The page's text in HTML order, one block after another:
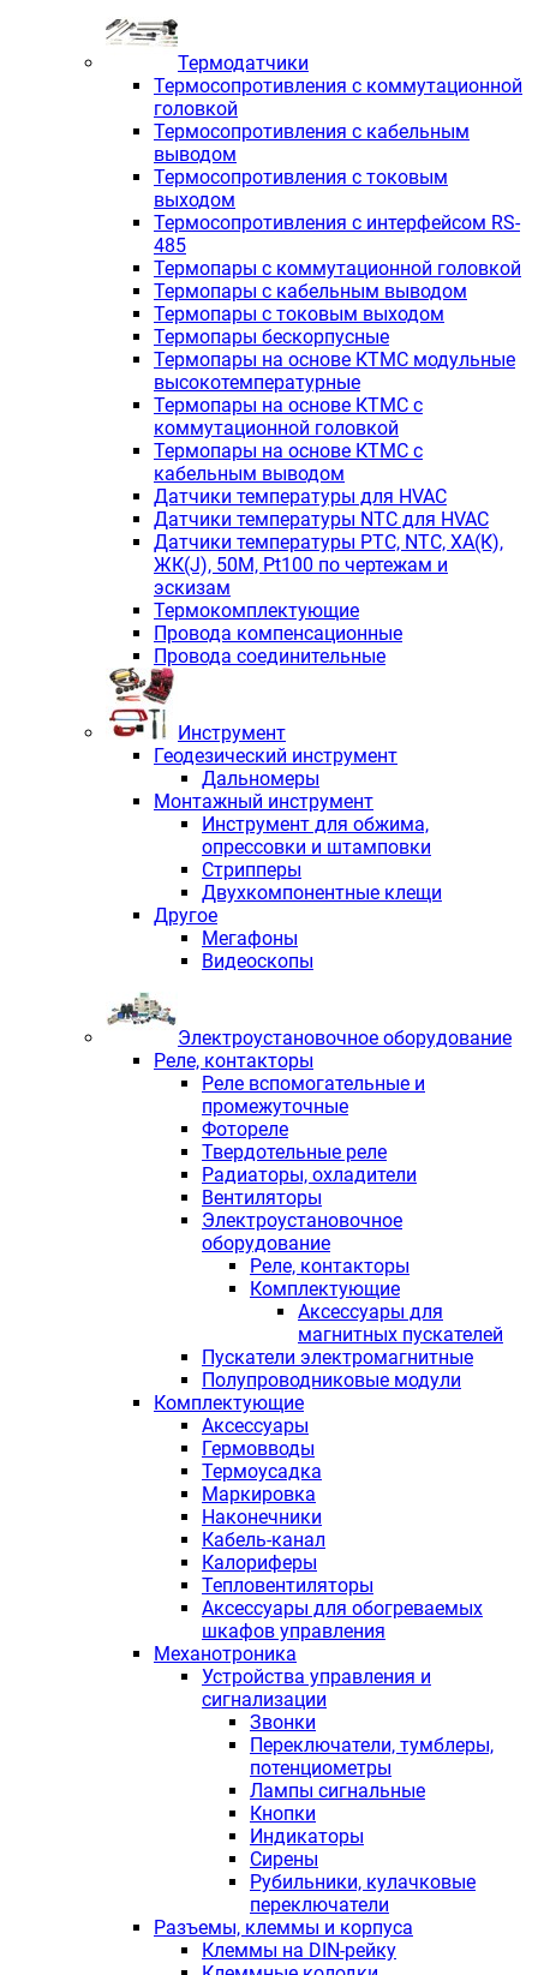
Термодатчики
Термосопротивления с коммутационной
головкой
Термосопротивления с кабельным
выводом
Термосопротивления с токовым
выходом
Термосопротивления с интерфейсом RS-
485
Термопары с коммутационной головкой
Термопары с кабельным выводом
Термопары с токовым выходом
Термопары бескорпусные
Термопары на основе КТМС модульные
высокотемпературные
Термопары на основе КТМС с
коммутационной головкой
Термопары на основе КТМС с
кабельным выводом
Датчики температуры для HVAC
Датчики температуры NTC для HVAC
Датчики температуры PTС, NTC, ХА(К),
ЖК(J), 50М, Pt100 по чертежам и
эскизам
Термокомплектующие
Провода компенсационные
Провода соединительные
Инструмент
Геодезический инструмент
Дальномеры
Монтажный инструмент
Инструмент для обжима,
опрессовки и штамповки
Стрипперы
Двухкомпонентные клещи
Другое
Мегафоны
Видеоскопы
Электроустановочное оборудование
Реле, контакторы
Реле вспомогательные и
промежуточные
Фотореле
Твердотельные реле
Радиаторы, охладители
Вентиляторы
Электроустановочное
оборудование
Реле, контакторы
Комплектующие
Аксессуары для
магнитных пускателей
Пускатели электромагнитные
Полупроводниковые модули
Комплектующие
Аксессуары
Гермовводы
Термоусадка
Маркировка
Наконечники
Кабель-канал
Калориферы
Тепловентиляторы
Аксессуары для обогреваемых
шкафов управления
Механотроника
Устройства управления и
сигнализации
Звонки
Переключатели, тумблеры,
потенциометры
Лампы сигнальные
Кнопки
Индикаторы
Сирены
Рубильники, кулачковые
переключатели
Разъемы, клеммы и корпуса
Клеммы на DIN-рейку